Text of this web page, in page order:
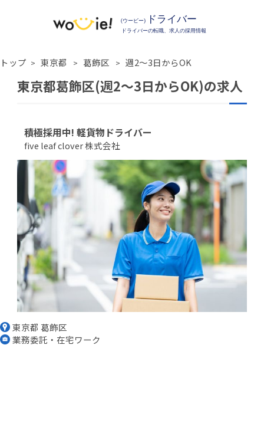
トップ 東京都 葛飾区 週2〜3日からOK
東京都葛飾区(週2〜3日からOK)の求人
積極採用中! 軽貨物ドライバー
five leaf clover 株式会社
東京都 葛飾区
業務委託・在宅ワーク